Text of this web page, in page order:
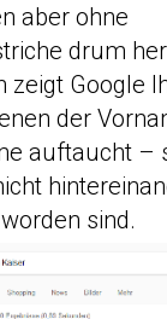
aber ohne
drum
zeigt Google
der
auftaucht –
sind.